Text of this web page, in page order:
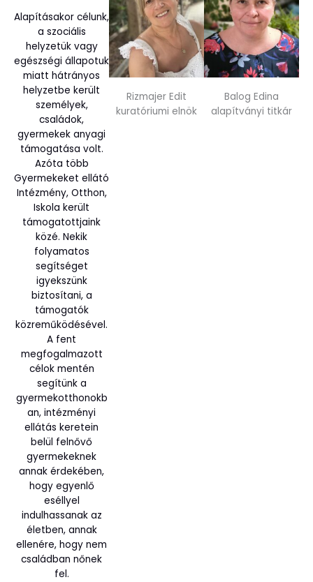
Alapításakor célunk,
a szociális
helyzetük vagy
egészségi állapotuk
miatt hátrányos
helyzetbe került
személyek,
családok,
gyermekek anyagi
támogatása volt.
Azóta több
Gyermekeket ellátó
Intézmény, Otthon,
Iskola került
támogatottjaink
közé. Nekik
folyamatos
segítséget
igyekszünk
biztosítani, a
támogatók
közreműködésével.
A fent
megfogalmazott
célok mentén
segítünk a
gyermekotthonokb
an, intézményi
ellátás keretein
belül felnővő
gyermekeknek
annak érdekében,
hogy egyenlő
eséllyel
indulhassanak az
életben, annak
ellenére, hogy nem
családban nőnek
fel.
Rizmajer Edit
kuratóriumi elnök
Balog Edina
alapítványi titkár